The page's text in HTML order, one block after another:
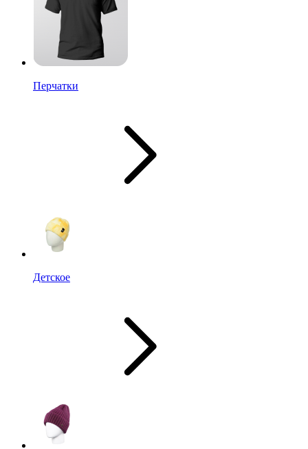
Перчатки
Детское